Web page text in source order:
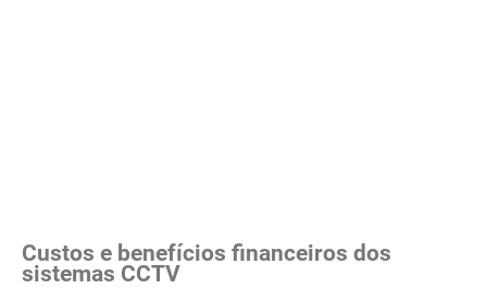
Custos e benefícios financeiros dos
sistemas CCTV